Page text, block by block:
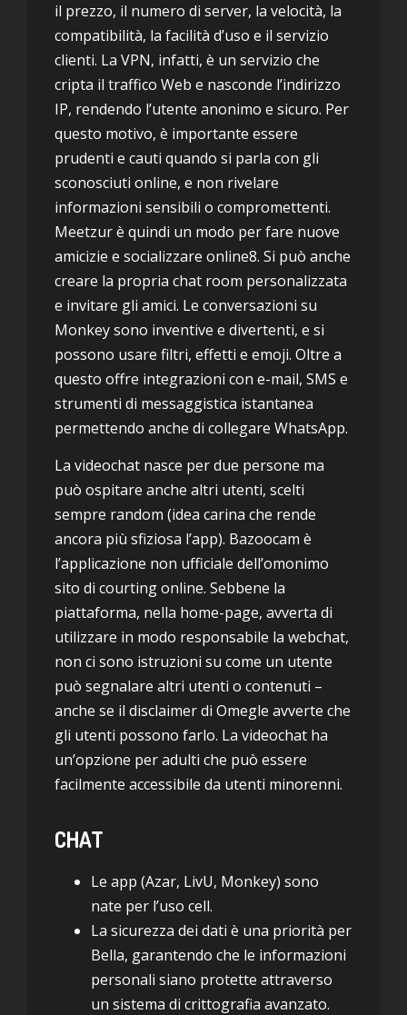
il prezzo, il numero di server, la velocità, la
compatibilità, la facilità d’uso e il servizio
clienti. La VPN, infatti, è un servizio che
cripta il traffico Web e nasconde l’indirizzo
IP, rendendo l’utente anonimo e sicuro. Per
questo motivo, è importante essere
prudenti e cauti quando si parla con gli
sconosciuti online, e non rivelare
informazioni sensibili o compromettenti.
Meetzur è quindi un modo per fare nuove
amicizie e socializzare online8. Si può anche
creare la propria chat room personalizzata
e invitare gli amici. Le conversazioni su
Monkey sono inventive e divertenti, e si
possono usare filtri, effetti e emoji. Oltre a
questo offre integrazioni con e-mail, SMS e
strumenti di messaggistica istantanea
permettendo anche di collegare WhatsApp.
La videochat nasce per due persone ma
può ospitare anche altri utenti, scelti
sempre random (idea carina che rende
ancora più sfiziosa l’app). Bazoocam è
l’applicazione non ufficiale dell’omonimo
sito di courting online. Sebbene la
piattaforma, nella home-page, avverta di
utilizzare in modo responsabile la webchat,
non ci sono istruzioni su come un utente
può segnalare altri utenti o contenuti –
anche se il disclaimer di Omegle avverte che
gli utenti possono farlo. La videochat ha
un’opzione per adulti che può essere
facilmente accessibile da utenti minorenni.
CHAT
Le app (Azar, LivU, Monkey) sono
nate per l’uso cell.
La sicurezza dei dati è una priorità per
Bella, garantendo che le informazioni
personali siano protette attraverso
un sistema di crittografia avanzato.